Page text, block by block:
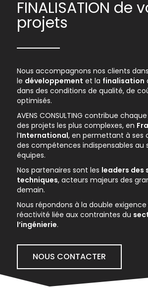
FINALISATION de
projets
Nous accompagnons nos clients
le développement et la finalisation
dans des conditions de qualité, de
optimisés.
AVENS CONSULTING contribue
des projets les plus complexes, en
l’International, en permettant à ses
des compétences indispensables au
équipes.
Nos partenaires sont les leaders des
techniques, acteurs majeurs des
demain.
Nous répondons à la double
réactivité liée aux contraintes du
l’ingénierie.
NOUS CONTACTER